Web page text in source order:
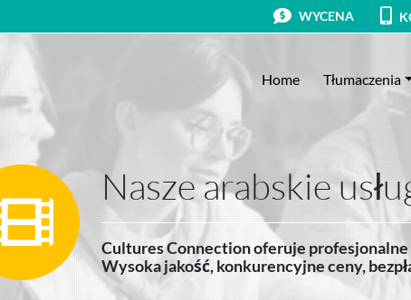
WYCENA
Home Tłumaczenia
Nasze arabskie
Cultures Connection oferuje profesjonalne
Wysoka jakość, konkurencyjne ceny,